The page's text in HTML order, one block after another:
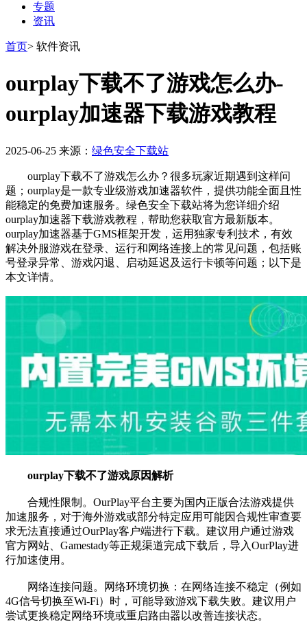
专题
资讯
首页> 软件资讯
ourplay下载不了游戏怎么办-
ourplay加速器下载游戏教程
2025-06-25 来源： 绿色安全下载站
ourplay下载不了游戏怎么办？很多玩家近期遇到这样问
题；ourplay是一款专业级游戏加速器软件，提供功能全面且性
能稳定的免费加速服务。绿色安全下载站将为您详细介绍
ourplay加速器下载游戏教程，帮助您获取官方最新版本。
ourplay加速器基于GMS框架开发，运用独家专利技术，有效
解决外服游戏在登录、运行和网络连接上的常见问题，包括账
号登录异常、游戏闪退、启动延迟及运行卡顿等问题；以下是
本文详情。
ourplay下载不了游戏原因解析
‌‎‎合规性限制。OurPlay平台主要为国内正版合法游戏提供
加速服务，对于海外游戏或部分特定应用可能因合规性审查要
求无法直接通过OurPlay客户端进行下载。建议用户通过游戏
官方网站、Gamestady等正规渠道完成下载后，导入OurPlay进
行加速使用。
网络连接问题。网络环境切换：在网络连接不稳定（例如
4G信号切换至Wi-Fi）时，可能导致游戏下载失败。建议用户
尝试更换稳定网络环境或重启路由器以改善连接状态。